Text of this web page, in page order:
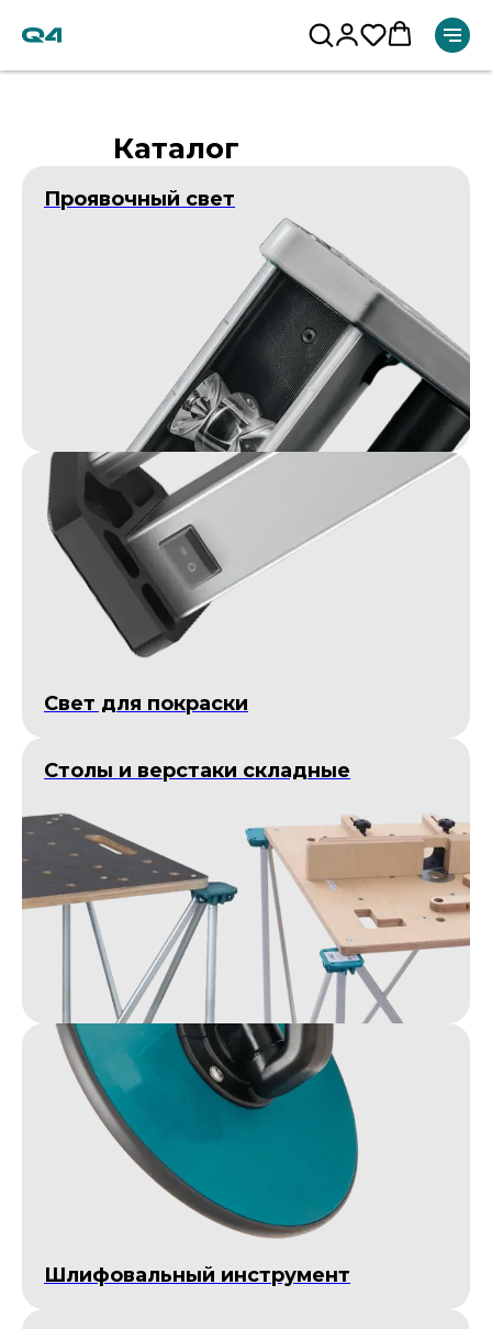
Каталог
Проявочный свет
Cвет для покраски
Столы и верстаки складные
Шлифовальный инструмент